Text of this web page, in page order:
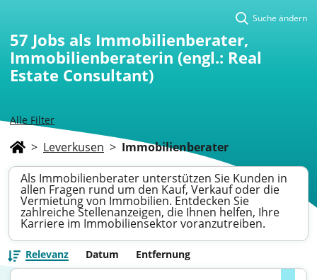
Alle Filter
Suche ändern
57 Jobs als Immobilienberater,
Immobilienberaterin (engl.: Real
Estate Consultant)
> Leverkusen > Immobilienberater
Als Immobilienberater unterstützen Sie Kunden in
allen Fragen rund um den Kauf, Verkauf oder die
Vermietung von Immobilien. Entdecken Sie
zahlreiche Stellenanzeigen, die Ihnen helfen, Ihre
Karriere im Immobiliensektor voranzutreiben.
Relevanz Datum Entfernung